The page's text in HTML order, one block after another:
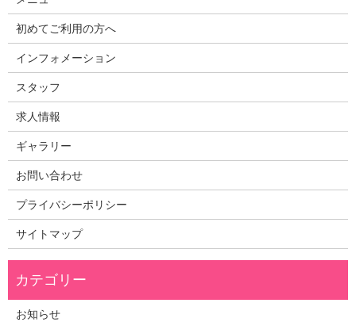
初めてご利用の方へ
インフォメーション
スタッフ
求人情報
ギャラリー
お問い合わせ
プライバシーポリシー
サイトマップ
お知らせ